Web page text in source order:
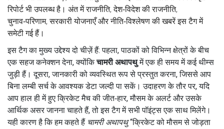
रिपोर्टभी उपलब्ध है। अंत मेंराजनीति,देश‑विदेश की राजनीति,
चुनाव‑परिणाम, सरकारी योजनाएँ और नीति‑विश्लेषणकी खबरें इस टैग में
समेटी गई हैं।
इस टैग का मुख्य उद्देश्य दो चीज़ें हैं: पहला, पाठकों को विभिन्न क्षेत्रों के बीच
एक सहज कनेक्शन देना, क्योंकिचामरी अथापथुमें एक ही समय में कई थीम्स
जुड़ी हैं। दूसरा, जानकारी को व्यवस्थित रूप से प्रस्तुत करना, जिससे आप
बिना लम्बी सर्च के आवश्यक डेटा जल्दी पा सकें। उदाहरण के तौर पर, यदि
आप हाल ही में हुए क्रिकेट मैच की जीत‑हार, मौसम के अलर्ट और उसके
आर्थिक असर जानना चाहते हैं, तो इस टैग में सभी पॉइंट्स एक साथ मिलेंगे।
यही कारण है कि हम कहते हैं चामरी अथापथु“क्रिकेट को मौसम से जोड़ता